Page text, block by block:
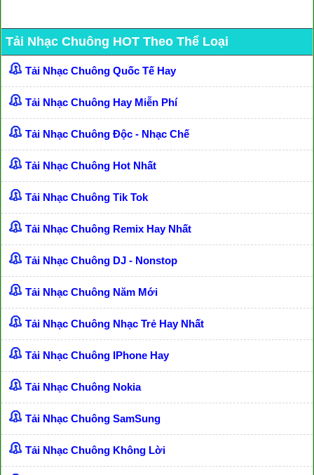
Tải Nhạc Chuông HOT Theo Thể Loại
Tải Nhạc Chuông Quốc Tế Hay
Tải Nhạc Chuông Hay Miễn Phí
Tải Nhạc Chuông Độc - Nhạc Chế
Tải Nhạc Chuông Hot Nhất
Tải Nhạc Chuông Tik Tok
Tải Nhạc Chuông Remix Hay Nhất
Tải Nhạc Chuông DJ - Nonstop
Tải Nhạc Chuông Năm Mới
Tải Nhạc Chuông Nhạc Trẻ Hay Nhất
Tải Nhạc Chuông IPhone Hay
Tải Nhạc Chuông Nokia
Tải Nhạc Chuông SamSung
Tải Nhạc Chuông Không Lời